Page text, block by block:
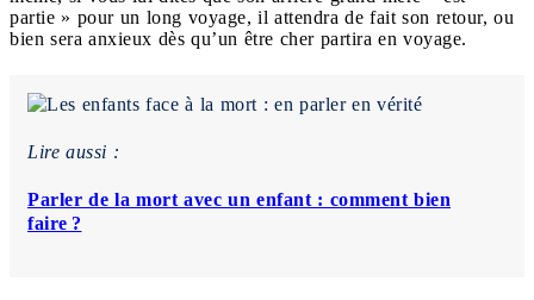
partie » pour un long voyage, il attendra de fait son retour, ou
bien sera anxieux dès qu’un être cher partira en voyage.
Lire aussi :
Parler de la mort avec un enfant : comment bien
faire ?